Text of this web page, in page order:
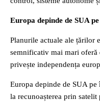
Europa depinde de SUA
Planurile actuale ale țărilor
semnificativ mai mari oferă
privește independența
Europa depinde de SUA
la recunoașterea prin